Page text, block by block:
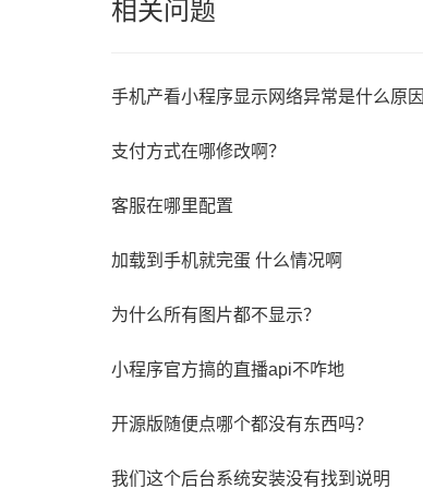
相关问题
手机产看小程序显示网络异常是什么原因
支付方式在哪修改啊？
客服在哪里配置
加载到手机就完蛋 什么情况啊
为什么所有图片都不显示？
小程序官方搞的直播api不咋地
开源版随便点哪个都没有东西吗？
我们这个后台系统安装没有找到说明